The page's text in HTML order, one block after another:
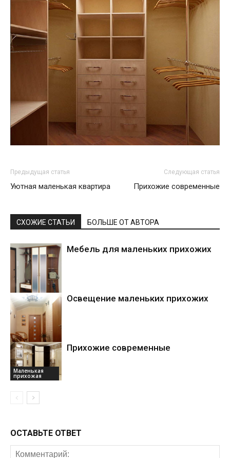
Предыдущая статья
Уютная маленькая квартира
Следующая статья
Прихожие современные
СХОЖИЕ СТАТЬИ БОЛЬШЕ ОТ АВТОРА
Маленькая
прихожая
Мебель для маленьких прихожих
Маленькая
прихожая
Освещение маленьких прихожих
Маленькая
прихожая
Прихожие современные
ОСТАВЬТЕ ОТВЕТ